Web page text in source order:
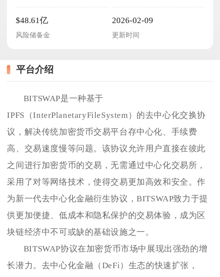
$48.61亿
风险储备金
2026-02-09
更新时间
平台介绍
BITSWAP是一种基于
IPFS（InterPlanetaryFileSystem）的去中心化交换协
议，解决传统加密货币交易平台存中心化、手续费
高、交易速度慢等问题。该协议允许用户直接在彼此
之间进行加密货币的交易，无需通过中心化交易所，
采用了对等网络技术，使得交易更加高效和安全。作
为新一代去中心化金融衍生协议，BITSWAP致力于提
供更加便捷、低成本和隐私保护的交易体验，成为区
块链经济中不可或缺的基础设施之一。
BITSWAP协议在加密货币市场中展现出强劲的增
长潜力。去中心化金融（DeFi）生态的快速扩张，